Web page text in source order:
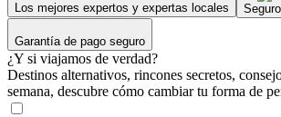
Los mejores expertos y expertas locales
Garantía de pago seguro
¿Y si viajamos de verdad?
Destinos alternativos, rincones secretos,
semana, descubre cómo cambiar tu forma de